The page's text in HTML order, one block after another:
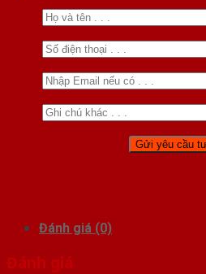
Đánh giá (0)
Đánh giá